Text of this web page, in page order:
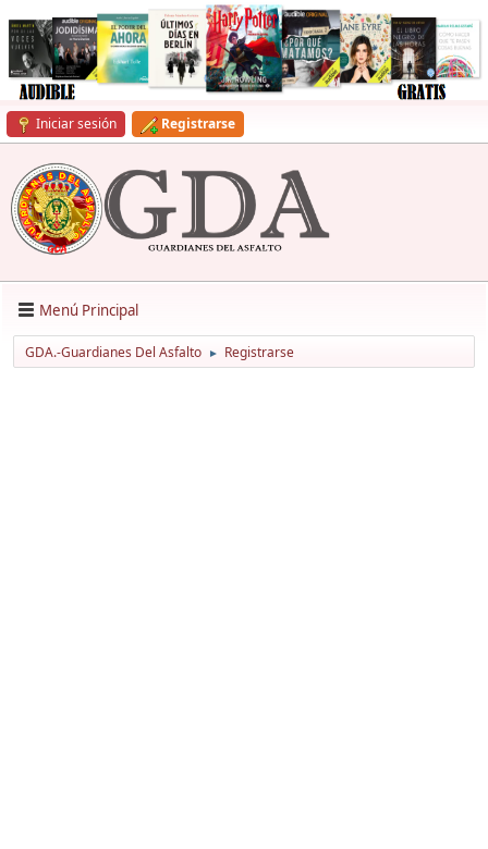
Iniciar sesión Registrarse
Menú Principal
GDA.-Guardianes Del Asfalto ► Registrarse